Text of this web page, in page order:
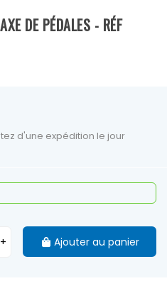
DE PÉDALES - RÉF
d'une expédition le jour
+ Ajouter au panier